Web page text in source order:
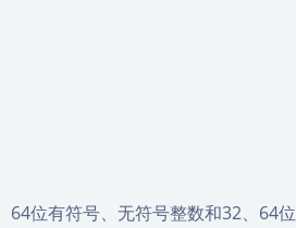
位有符号、无符号整数和32、64位